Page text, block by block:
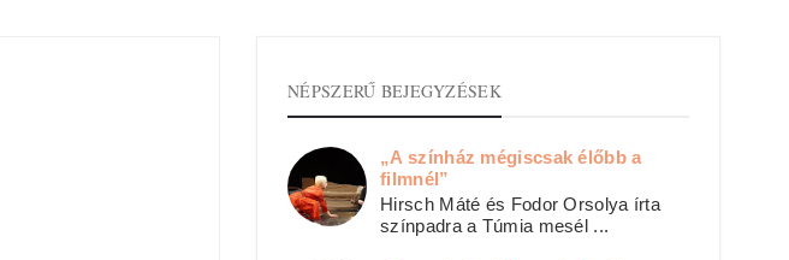
NÉPSZERŰ BEJEGYZÉSEK
„A színház mégiscsak élőbb a
filmnél”
Hirsch Máté és Fodor Orsolya írta
színpadra a Túmia mesél ...